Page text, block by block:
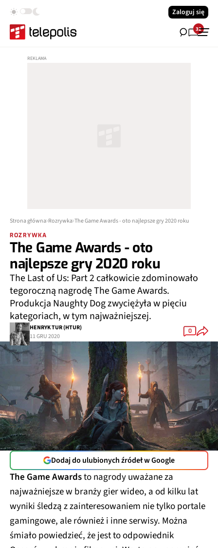
Zaloguj się
32
Strona główna Rozrywka The Game Awards - oto najlepsze gry 2020 roku
ROZRYWKA
The Game Awards - oto
najlepsze gry 2020 roku
The Last of Us: Part 2 całkowicie zdominowało
tegoroczną nagrodę The Game Awards.
Produkcja Naughty Dog zwyciężyła w pięciu
kategoriach, w tym najważniejszej.
HENRYK TUR (HTUR)
11 GRU 2020
0
Dodaj do ulubionych źródeł w Google
The Game Awardsto nagrody uważane za
najważniejsze w branży gier wideo, a od kilku lat
wyniki śledzą z zainteresowaniem nie tylko portale
gamingowe, ale również i inne serwisy. Można
śmiało powiedzieć, że jest to odpowiednik